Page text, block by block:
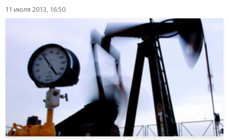
11 июля 2013, 16:50